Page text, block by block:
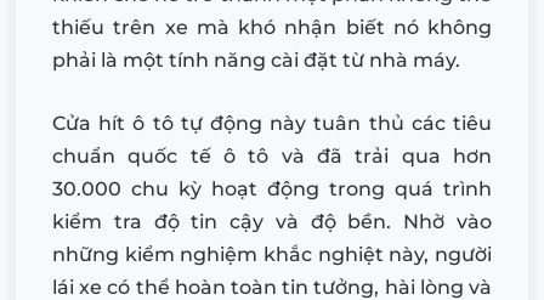
thiếu trên xe mà khó nhận biết nó không
phải là một tính năng cài đặt từ nhà máy.
Cửa hít ô tô tự động này tuân thủ các tiêu
chuẩn quốc tế ô tô và đã trải qua hơn
30.000 chu kỳ hoạt động trong quá trình
kiểm tra độ tin cậy và độ bền. Nhờ vào
những kiểm nghiệm khắc nghiệt này, người
lái xe có thể hoàn toàn tin tưởng, hài lòng và